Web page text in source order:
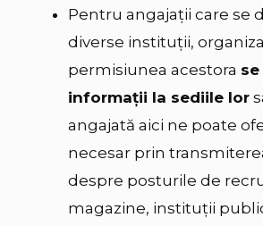
Pentru angajații care se
diverse instituții,
permisiunea acestora
informații la sediile lor
angajată aici ne poate
necesar prin
despre posturile de
magazine, instituții